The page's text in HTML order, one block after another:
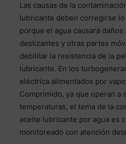
Las causas de la
lubricante deben corregirse
porque el agua causará
deslizantes y otras partes
debilitar la resistencia de la
lubricante. En los
eléctrica alimentados por
Comprimido, ya que operan a
temperaturas, el tema de la
aceite lubricante por agua es
monitoreado con atención